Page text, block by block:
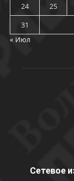
24
25
31
« Июл
Сетевое